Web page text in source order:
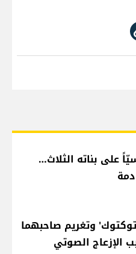
على بناته الثلاث…
وتغريم صاحبهما
الإزعاج الصوتي